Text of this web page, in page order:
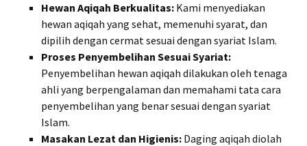
Hewan Aqiqah Berkualitas: Kami menyediakan
hewan aqiqah yang sehat, memenuhi syarat, dan
dipilih dengan cermat sesuai dengan syariat Islam.
Proses Penyembelihan Sesuai Syariat:
Penyembelihan hewan aqiqah dilakukan oleh tenaga
ahli yang berpengalaman dan memahami tata cara
penyembelihan yang benar sesuai dengan syariat
Islam.
Masakan Lezat dan Higienis: Daging aqiqah diolah